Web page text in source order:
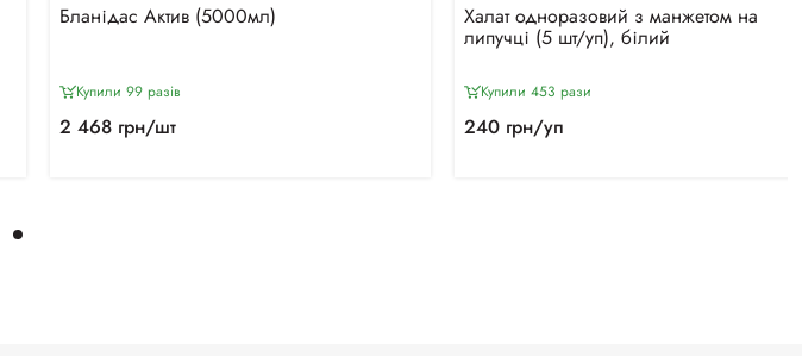
Бланідас Актив (5000мл)
Купили 99 разiв
2 468 грн/шт
Халат одноразовий з манжетом на
липучці (5 шт/уп), білий
Купили 453 рази
240 грн/уп